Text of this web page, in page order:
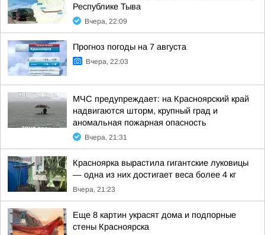
Республике Тыва
Вчера, 22:09
Прогноз погоды на 7 августа
Вчера, 22:03
МЧС предупреждает: на Красноярский край
надвигаются шторм, крупный град и
аномальная пожарная опасность
Вчера, 21:31
Красноярка вырастила гигантские луковицы
— одна из них достигает веса более 4 кг
Вчера, 21:23
Еще 8 картин украсят дома и подпорные
стены Красноярска